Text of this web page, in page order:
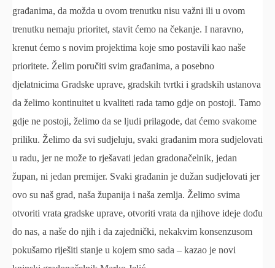
građanima, da možda u ovom trenutku nisu važni ili u ovom
trenutku nemaju prioritet, stavit ćemo na čekanje. I naravno,
krenut ćemo s novim projektima koje smo postavili kao naše
prioritete. Želim poručiti svim građanima, a posebno
djelatnicima Gradske uprave, gradskih tvrtki i gradskih ustanova
da želimo kontinuitet u kvaliteti rada tamo gdje on postoji. Tamo
gdje ne postoji, želimo da se ljudi prilagode, dat ćemo svakome
priliku. Želimo da svi sudjeluju, svaki građanim mora sudjelovati
u radu, jer ne može to rješavati jedan gradonačelnik, jedan
župan, ni jedan premijer. Svaki građanin je dužan sudjelovati jer
ovo su naš grad, naša županija i naša zemlja. Želimo svima
otvoriti vrata gradske uprave, otvoriti vrata da njihove ideje dođu
do nas, a naše do njih i da zajednički, nekakvim konsenzusom
pokušamo riješiti stanje u kojem smo sada – kazao je novi